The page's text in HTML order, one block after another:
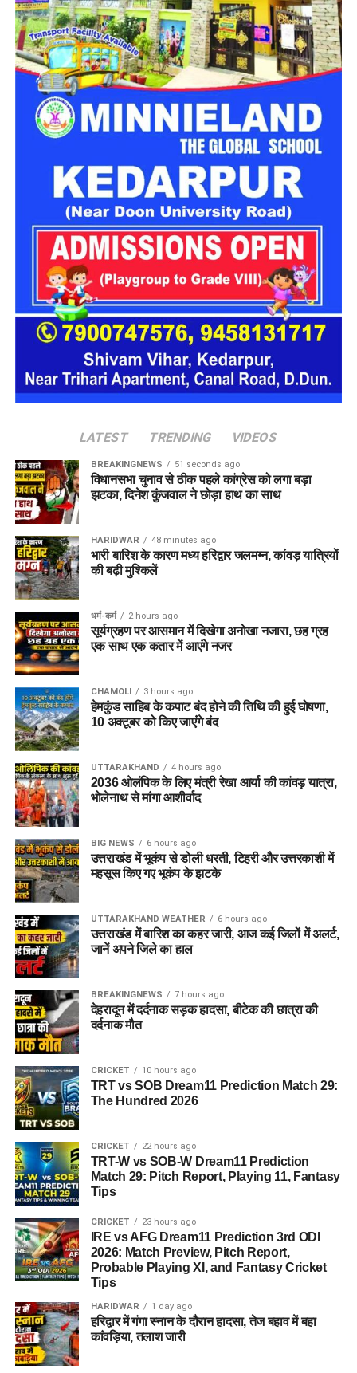
कचहरी कर्मचारी गोविंद सिंह नेगी के मुताबिक, जिस सरकारी आवास में पांच
परिवार रह रहे हैं, वो फिलहाल पूरी तरह सुरक्षित नहीं है। बोल्डर गिरने से
भवन को काफी नुकसान पहुंचा है और मौजूदा हालात में वहां रहना जोखिम
भरा हो गया है।
प्रशासन से तत्काल मदद की मांग
प्रभावित परिवारों ने प्रशासन से मौके का जल्द निरीक्षण कराने और तत्काल
सुरक्षा इंतजाम करने की मांग की है। इसके साथ ही परिवारों के लिए
वैकल्पिक आवास की व्यवस्था करने और पहाड़ी से लगातार गिर रहे बोल्डरों
के खतरे का स्थायी समाधान निकालने की अपील की गई है।
स्थानीय लोगों का कहना है कि लगातार बारिश के कारण मसूरी के कई
पहाड़ी क्षेत्र संवेदनशील हो गए हैं। ऐसे में अगर समय रहते सुरक्षा के ठोस
इंतजाम नहीं किए गए तो आने वाले दिनों में किसी बड़े हादसे का खतरा बढ़
सकता है।
LATEST TRENDING VIDEOS
BREAKINGNEWS 51 seconds ago
विधानसभा चुनाव से ठीक पहले कांग्रेस को लगा बड़ा
झटका, दिनेश कुंजवाल ने छोड़ा हाथ का साथ
HARIDWAR 48 minutes ago
भारी बारिश के कारण मध्य हरिद्वार जलमग्न, कांवड़ यात्रियों
की बढ़ी मुश्किलें
धर्म-कर्म 2 hours ago
सूर्यग्रहण पर आसमान में दिखेगा अनोखा नजारा, छह ग्रह
एक साथ एक कतार में आएंगे नजर
CHAMOLI 3 hours ago
हेमकुंड साहिब के कपाट बंद होने की तिथि की हुई घोषणा,
10 अक्टूबर को किए जाएंंगे बंद
UTTARAKHAND 4 hours ago
2036 ओलंपिक के लिए मंत्री रेखा आर्या की कांवड़ यात्रा,
भोलेनाथ से मांगा आशीर्वाद
BIG NEWS 6 hours ago
उत्तराखंड में भूकंप से डोली धरती, टिहरी और उत्तरकाशी में
महसूस किए गए भूकंप के झटके
UTTARAKHAND WEATHER 6 hours ago
उत्तराखंड में बारिश का कहर जारी, आज कई जिलों में अलर्ट,
जानें अपने जिले का हाल
BREAKINGNEWS 7 hours ago
देहरादून में दर्दनाक सड़क हादसा, बीटेक की छात्रा की
दर्दनाक मौत
CRICKET 10 hours ago
TRT vs SOB Dream11 Prediction Match 29:
The Hundred 2026
CRICKET 22 hours ago
TRT-W vs SOB-W Dream11 Prediction
Match 29: Pitch Report, Playing 11, Fantasy
Tips
CRICKET 23 hours ago
IRE vs AFG Dream11 Prediction 3rd ODI
2026: Match Preview, Pitch Report,
Probable Playing XI, and Fantasy Cricket
Tips
HARIDWAR 1 day ago
हरिद्वार में गंगा स्नान के दौरान हादसा, तेज बहाव में बहा
कांवड़िया, तलाश जारी